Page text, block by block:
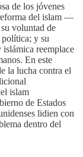
de los jóvenes
del islam —
su voluntad de
y su
islámica reemplace
En este
la lucha contra el
islam
de Estados
lidien con
dentro del